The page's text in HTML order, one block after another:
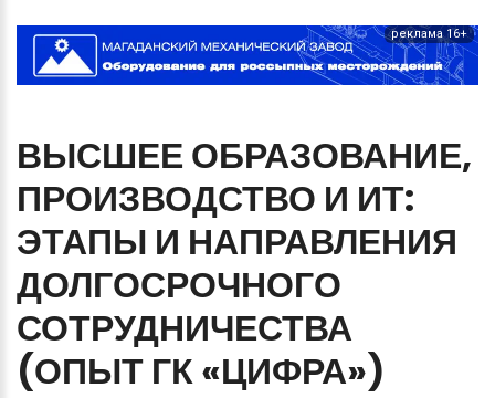
реклама 16+
ВЫСШЕЕ ОБРАЗОВАНИЕ,
ПРОИЗВОДСТВО И ИТ:
ЭТАПЫ И НАПРАВЛЕНИЯ
ДОЛГОСРОЧНОГО
СОТРУДНИЧЕСТВА
(ОПЫТ ГК«ЦИФРА»)